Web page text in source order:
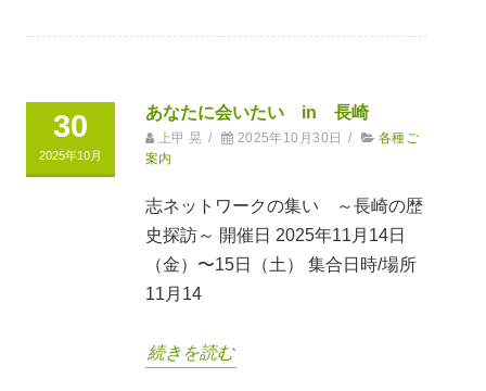
30
2025年10月
あなたに会いたい in 長崎
上甲 晃 / 2025年10月30日 /
各種ご
案内
志ネットワークの集い ～長崎の歴
史探訪～ 開催日 2025年11月14日
（金）〜15日（土） 集合日時/場所
11月14
続きを読む